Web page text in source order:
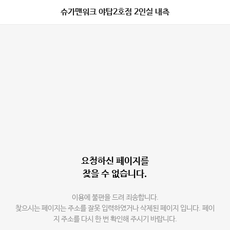
슈가맨워크 야탑2호점 2인실 내측
요청하신 페이지를
찾을 수 없습니다.
이용에 불편을 드려 죄송합니다.
찾으시는 페이지는 주소를 잘못 입력하였거나 삭제된 페이지 입니다. 페이
지 주소를 다시 한 번 확인해 주시기 바랍니다.